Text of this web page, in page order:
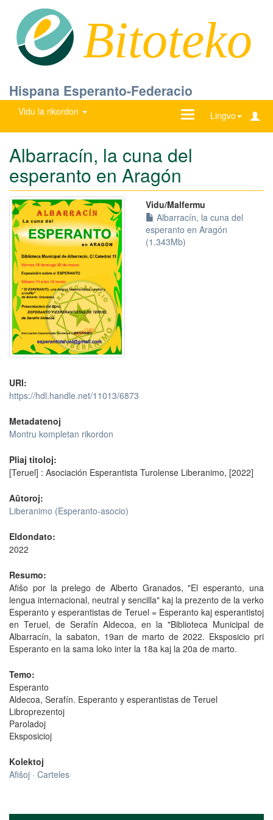
Bitoteko
Hispana Esperanto-Federacio
Vidu la rikordon Lingvo
Ŝanĝu
Albarracín, la cuna del
esperanto en Aragón
Vidu/Malfermu
Albarracín, la cuna del
esperanto en Aragón
(1.343Mb)
URI:
https://hdl.handle.net/11013/6873
Metadatenoj
Montru kompletan rikordon
Pliaj titoloj:
[Teruel] : Asociación Esperantista Turolense Liberanimo, [2022]
Aŭtoroj:
Liberanimo (Esperanto-asocio)
Eldondato:
2022
Resumo:
Afiŝo por la prelego de Alberto Granados, "El esperanto, una
lengua internacional, neutral y sencilla" kaj la prezento de la verko
Esperanto y esperantistas de Teruel = Esperanto kaj esperantistoj
en Teruel, de Serafín Aldecoa, en la "Biblioteca Municipal de
Albarracín, la sabaton, 19an de marto de 2022. Eksposicio pri
Esperanto en la sama loko inter la 18a kaj la 20a de marto.
Temo:
Esperanto
Aldecoa, Serafín. Esperanto y esperantistas de Teruel
Libroprezentoj
Paroladoj
Eksposicioj
Kolektoj
Afiŝoj · Carteles